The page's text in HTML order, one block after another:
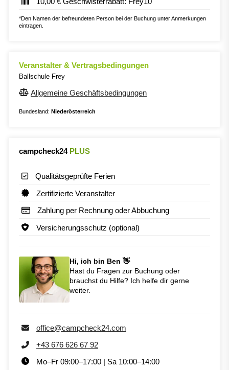
*Den Namen der befreundeten Person bei der Buchung unter Anmerkungen
eintragen.
Veranstalter & Vertragsbedingungen
Ballschule Frey
Allgemeine Geschäftsbedingungen
Bundesland: Niederösterreich
campcheck24 PLUS
Qualitätsgeprüfte Ferien
Zertifizierte Veranstalter
Zahlung per Rechnung oder Abbuchung
Versicherungsschutz (optional)
Hi, ich bin Ben 👋
Hast du Fragen zur Buchung oder
brauchst du Hilfe? Ich helfe dir gerne
weiter.
office@campcheck24.com
+43 676 626 67 92
Mo–Fr 09:00–17:00 | Sa 10:00–14:00